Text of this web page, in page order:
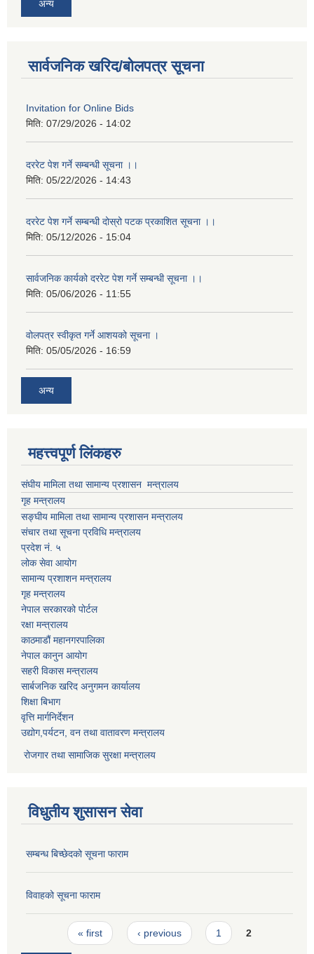
अन्य
सार्वजनिक खरिद/बोलपत्र सूचना
Invitation for Online Bids
मिति: 07/29/2026 - 14:02
दररेट पेश गर्ने सम्बन्धी सूचना ।।
मिति: 05/22/2026 - 14:43
दररेट पेश गर्ने सम्बन्धी दोस्रो पटक प्रकाशित सूचना ।।
मिति: 05/12/2026 - 15:04
सार्वजनिक कार्यको दररेट पेश गर्ने सम्बन्धी सूचना ।।
मिति: 05/06/2026 - 11:55
वोलपत्र स्वीकृत गर्ने आशयको सूचना ।
मिति: 05/05/2026 - 16:59
अन्य
महत्त्वपूर्ण लिंकहरु
संघीय मामिला तथा सामान्य प्रशासन मन्त्रालय
गृह मन्त्रालय
सङ्घीय मामिला तथा सामान्य प्रशासन मन्त्रालय
संचार तथा सूचना प्रविधि मन्त्रालय
प्रदेश नं. ५
लोक सेवा आयोग
सामान्य प्रशाशन मन्त्रालय
गृह मन्त्रालय
नेपाल सरकारको पोर्टल
रक्षा मन्त्रालय
काठमाडौं महानगरपालिका
नेपाल कानुन आयोग
सहरी विकास मन्त्रालय
सार्बजनिक खरिद अनुगमन कार्यालय
शिक्षा बिभाग
वृत्ति मार्गनिर्देशन
उद्योग,पर्यटन, वन तथा वातावरण मन्त्रालय
रोजगार तथा सामाजिक सुरक्षा मन्त्रालय
विधुतीय शुसासन सेवा
सम्बन्ध बिच्छेदको सूचना फाराम
विवाहको सूचना फाराम
Pages« first ‹ previous 1 2